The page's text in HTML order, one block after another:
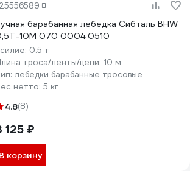
25556589
барабанная лебедка Сибталь BHW
10М 070 0004 0510
0.5 т
троса/ленты/цепи: 10 м
лебедки барабанные тросовые
нетто: 5 кг
4.8(8)
125 ₽
В корзину